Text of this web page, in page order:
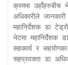
क्रममा उहाँहरुबीच
अधिकारीले
महानिर्देशक डा
भेटमा महानिर्देशक
सहकार्य र
सहप्रवक्ता डा